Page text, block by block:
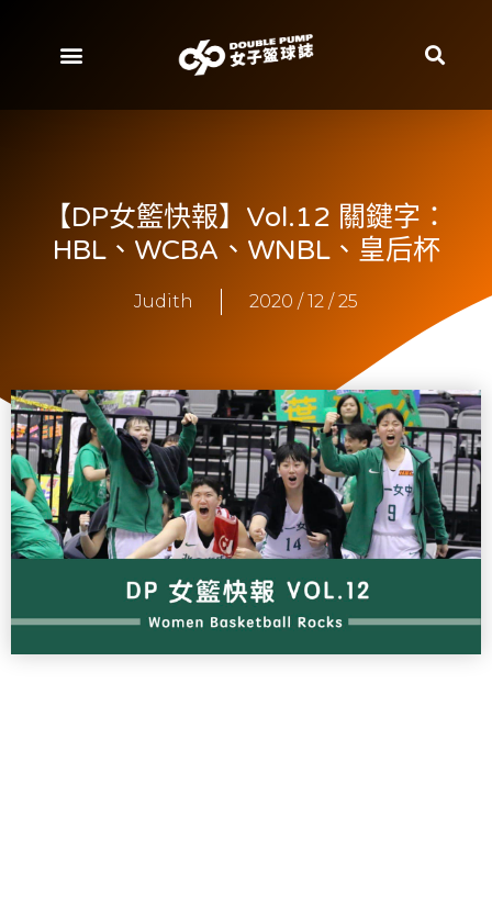
【DP女籃快報】Vol.12 關鍵字：
HBL、WCBA、WNBL、皇后杯
Judith 2020 / 12 / 25